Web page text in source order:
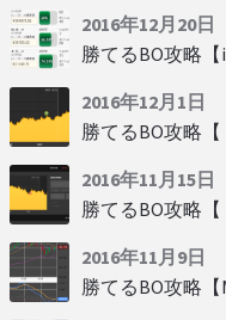
2016年12月20日
2016年12月1日
2016年11月15日
2016年11月9日